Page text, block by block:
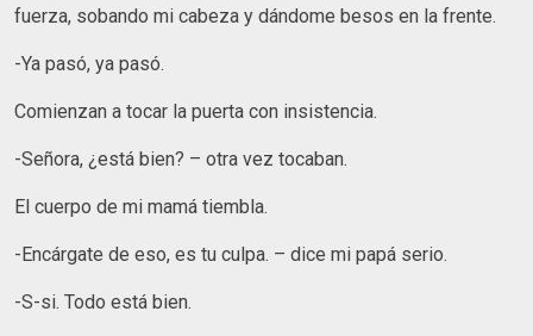
fuerza, sobando mi cabeza y dándome besos en la frente.
-Ya pasó, ya pasó.
Comienzan a tocar la puerta con insistencia.
-Señora, ¿está bien? – otra vez tocaban.
El cuerpo de mi mamá tiembla.
-Encárgate de eso, es tu culpa. – dice mi papá serio.
-S-si. Todo está bien.